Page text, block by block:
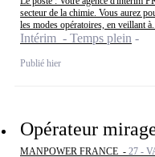
secteur de la chimie. Vous aurez
les modes opératoires, en veillant
Intérim - Temps plein
Publié hier
Opérateur
MANPOWER FRANCE - 27 -